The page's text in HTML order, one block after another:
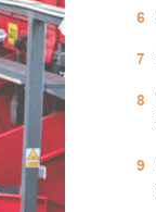
6
7
8
9